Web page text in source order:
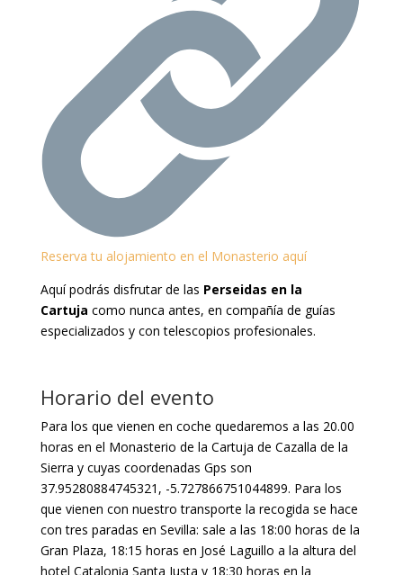
Reserva tu alojamiento en el Monasterio aquí
Aquí podrás disfrutar de las Perseidas en la
Cartuja como nunca antes, en compañía de guías
especializados y con telescopios profesionales.
Horario del evento
Para los que vienen en coche quedaremos a las 20.00
horas en el Monasterio de la Cartuja de Cazalla de la
Sierra y cuyas coordenadas Gps son
37.95280884745321, -5.727866751044899. Para los
que vienen con nuestro transporte la recogida se hace
con tres paradas en Sevilla: sale a las 18:00 horas de la
Gran Plaza, 18:15 horas en José Laguillo a la altura del
hotel Catalonia Santa Justa y 18:30 horas en la